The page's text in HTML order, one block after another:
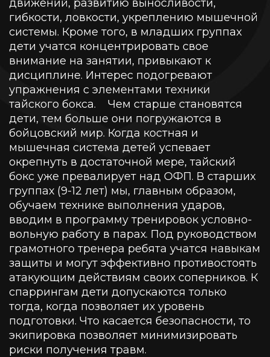
движений, развитию выносливости,
гибкости, ловкости, укреплению мышечной
системы. Кроме того, в младших группах
дети учатся концентрировать свое
внимание на занятии, привыкают к
дисциплине. Интерес подогревают
упражнения с элементами техники
тайского бокса.
Чем старше становятся
дети, тем больше они погружаются в
бойцовский мир. Когда костная и
мышечная система детей успевает
окрепнуть в достаточной мере, тайский
бокс уже превалирует над ОФП. В старших
группах (9-12 лет) мы, главным образом,
обучаем технике выполнения ударов,
вводим в программу тренировок условно-
вольную работу в парах. Под руководством
грамотного тренера ребята учатся навыкам
защиты и могут эффективно противостоять
атакующим действиям своих соперников. К
спаррингам дети допускаются только
тогда, когда позволяет их уровень
подготовки. Что касается безопасности, то
экипировка позволяет минимизировать
риски получения травм.